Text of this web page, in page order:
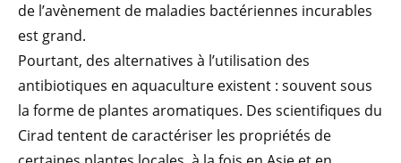
de l’avènement de maladies bactériennes incurables
est grand.
Pourtant, des alternatives à l’utilisation des
antibiotiques en aquaculture existent : souvent sous
la forme de plantes aromatiques. Des scientifiques du
Cirad tentent de caractériser les propriétés de